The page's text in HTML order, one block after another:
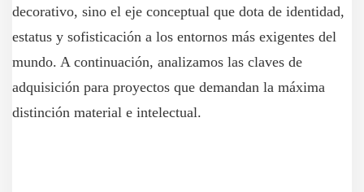
decorativo, sino el eje conceptual que dota de identidad,
estatus y sofisticación a los entornos más exigentes del
mundo. A continuación, analizamos las claves de
adquisición para proyectos que demandan la máxima
distinción material e intelectual.